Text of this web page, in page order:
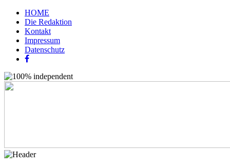
HOME
Die Redaktion
Kontakt
Impressum
Datenschutz